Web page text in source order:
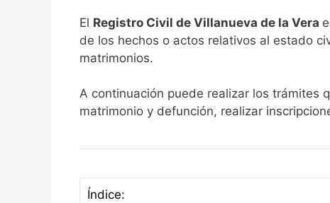
El Registro Civil de Villanueva de la Vera
de los hechos o actos relativos al estado
matrimonios.
A continuación puede realizar los trámites
matrimonio y defunción, realizar
Índice: